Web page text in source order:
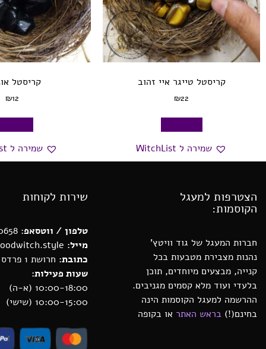
קריסטל טייגר איי זהוב
₪22
שמירה ל WitchList
קריסטל
₪12
שמירה ל WitchList
הצטרפות למעגל
הקוסמות:
חברות המעגל של גוד וויטץ’
נהנות מצבירת מטבעות בכל
קנייה, מבצעים מיוחדים, תוכן
בלעדי ועוד מלא קסמים מגניבים.
ההרשמה למעגל הקוסמות הינה
בחינם(!) בראש האתר או בקופה
שירות לקוחות
טלפון / ווטסאפ: 0552880658
מייל:
כתובת: חרושת 1 פרדס חנה
שעות פעילות:
10:00-18:00 (א-ה)
10:00-15:00 (שישי)